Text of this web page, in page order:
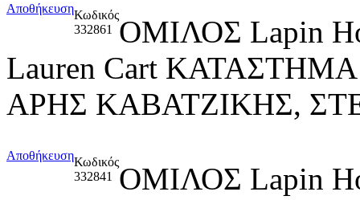
ΑποθήκευσηΚωδικός
332861
ΟΜΙΛΟΣ Lapin
Lauren Cart
ΑΡΗΣ ΚΑΒΑΤΖΙΚΗΣ,
ΑποθήκευσηΚωδικός
332841
ΟΜΙΛΟΣ Lapin